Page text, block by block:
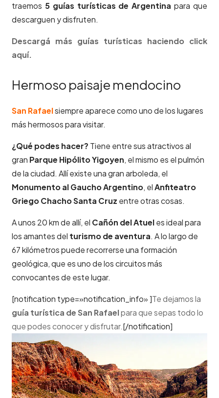
traemos 5 guías turísticas de Argentina para que
descarguen y disfruten.
Descargá más guías turísticas haciendo click
aquí.
Hermoso paisaje mendocino
San Rafaelsiempre aparece como uno de los lugares
más hermosos para visitar.
¿Qué podes hacer? Tiene entre sus atractivos al
gran Parque Hipólito Yigoyen, el mismo es el pulmón
de la ciudad. Allí existe una gran arboleda, el
Monumento al Gaucho Argentino, elAnfiteatro
Griego Chacho Santa Cruz entre otras cosas.
A unos 20 km de allí, el Cañón del Atueles ideal para
los amantes del turismo de aventura. A lo largo de
67 kilómetros puede recorrerse una formación
geológica, que es uno de los circuitos más
convocantes de este lugar.
[notification type=»notification_info» ]Te dejamos la
guía turística de San Rafaelpara que sepas todo lo
que podes conocer y disfrutar.[/notification]